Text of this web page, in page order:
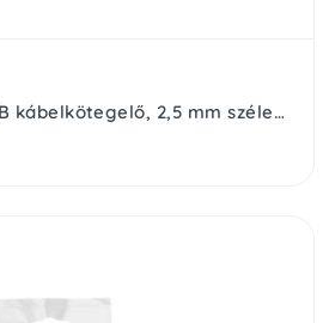
Home CT 100/2,5/B kábelkötegelő, 2,5 mm széles, 100 mm hosszú, 50 db, fekete